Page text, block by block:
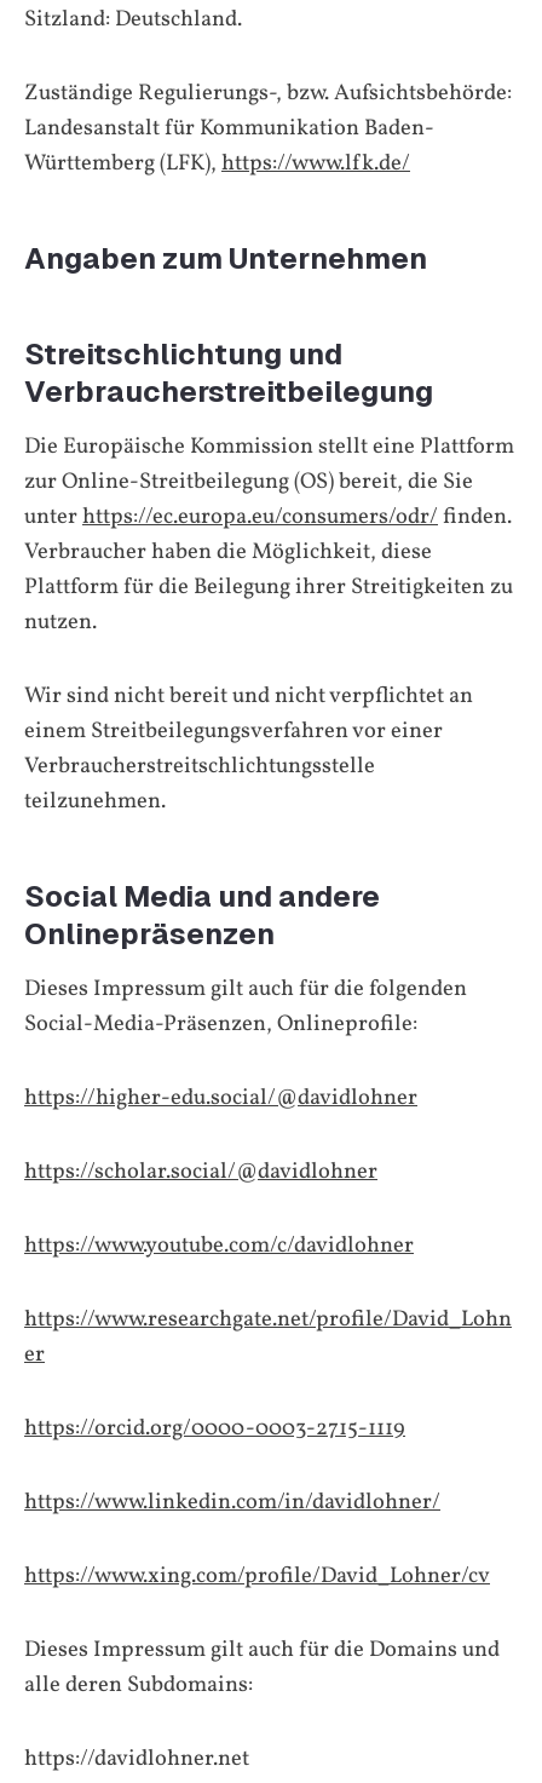
Sitzland: Deutschland.
Zuständige Regulierungs-, bzw. Aufsichtsbehörde:
Landesanstalt für Kommunikation Baden-
Württemberg (LFK),https://www.lfk.de/
Angaben zum Unternehmen
Streitschlichtung und
Verbraucherstreitbeilegung
Die Europäische Kommission stellt eine Plattform
zur Online-Streitbeilegung (OS) bereit, die Sie
unterhttps://ec.europa.eu/consumers/odr/finden.
Verbraucher haben die Möglichkeit, diese
Plattform für die Beilegung ihrer Streitigkeiten zu
nutzen.
Wir sind nicht bereit und nicht verpflichtet an
einem Streitbeilegungsverfahren vor einer
Verbraucherstreitschlichtungsstelle
teilzunehmen.
Social Media und andere
Onlinepräsenzen
Dieses Impressum gilt auch für die folgenden
Social-Media-Präsenzen, Onlineprofile:
https://higher-edu.social/@davidlohner
https://scholar.social/@davidlohner
https://www.youtube.com/c/davidlohner
https://www.researchgate.net/profile/David_Lohn
er
https://orcid.org/0000-0003-2715-1119
https://www.linkedin.com/in/davidlohner/
https://www.xing.com/profile/David_Lohner/cv
Dieses Impressum gilt auch für die Domains und
alle deren Subdomains:
https://davidlohner.net